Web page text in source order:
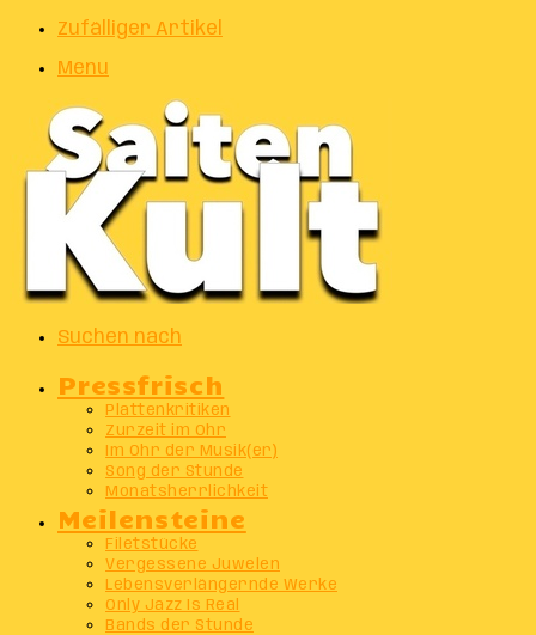
Zufälliger Artikel
Menu
Suchen nach
Pressfrisch
Plattenkritiken
Zurzeit im Ohr
Im Ohr der Musik(er)
Song der Stunde
Monatsherrlichkeit
Meilensteine
Filetstücke
Vergessene Juwelen
Lebensverlängernde Werke
Only Jazz Is Real
Bands der Stunde